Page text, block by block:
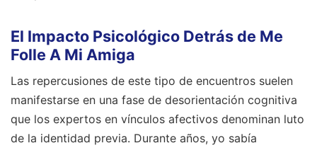
El Impacto Psicológico Detrás de Me
Folle A Mi Amiga
Las repercusiones de este tipo de encuentros suelen
manifestarse en una fase de desorientación cognitiva
que los expertos en vínculos afectivos denominan luto
de la identidad previa. Durante años, yo sabía